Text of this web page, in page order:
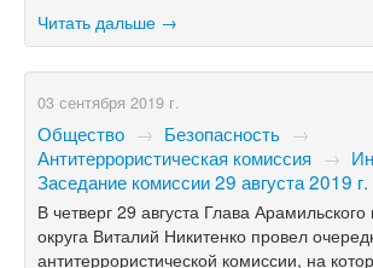
Читать дальше →
03 сентября 2019 г.
Общество → Безопасность →
Антитеррористическая комиссия →
Заседание комиссии 29 августа 2019 г.
В четверг 29 августа Глава Арамильского
округа Виталий Никитенко провел
антитеррористической комиссии, на